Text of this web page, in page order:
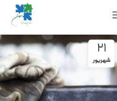
21
شهریور